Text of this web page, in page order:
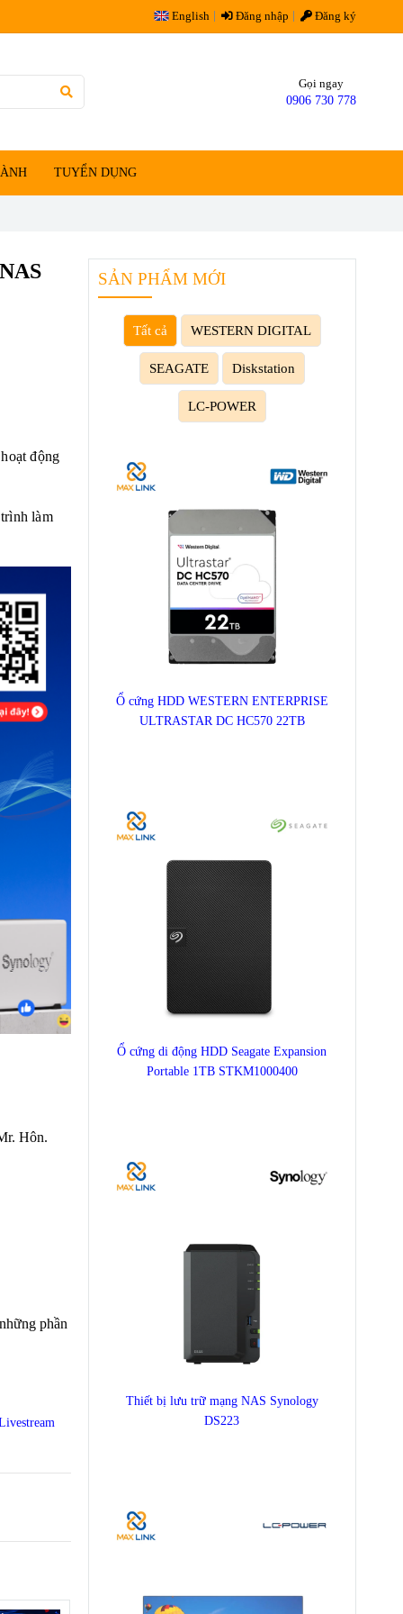
English Đăng nhập Đăng ký
Gọi ngay
0906 730 778
TUYỂN DỤNG
động
làm
Hôn.
phần
SẢN PHẨM MỚI
Tất cả WESTERN DIGITAL
SEAGATE Diskstation
LC-POWER
Ổ cứng HDD WESTERN ENTERPRISE
ULTRASTAR DC HC570 22TB
Ổ cứng di động HDD Seagate Expansion
Portable 1TB STKM1000400
Thiết bị lưu trữ mạng NAS Synology
DS223